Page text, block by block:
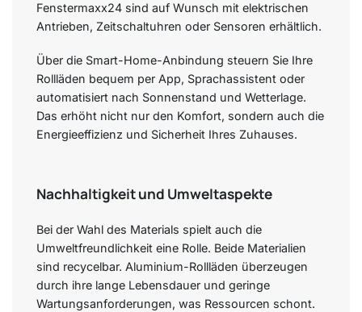
Fenstermaxx24 sind auf Wunsch mit elektrischen
Antrieben, Zeitschaltuhren oder Sensoren erhältlich.
Über die Smart-Home-Anbindung steuern Sie Ihre
Rollläden bequem per App, Sprachassistent oder
automatisiert nach Sonnenstand und Wetterlage.
Das erhöht nicht nur den Komfort, sondern auch die
Energieeffizienz und Sicherheit Ihres Zuhauses.
Nachhaltigkeit und Umweltaspekte
Bei der Wahl des Materials spielt auch die
Umweltfreundlichkeit eine Rolle. Beide Materialien
sind recycelbar. Aluminium-Rollläden überzeugen
durch ihre lange Lebensdauer und geringe
Wartungsanforderungen, was Ressourcen schont.